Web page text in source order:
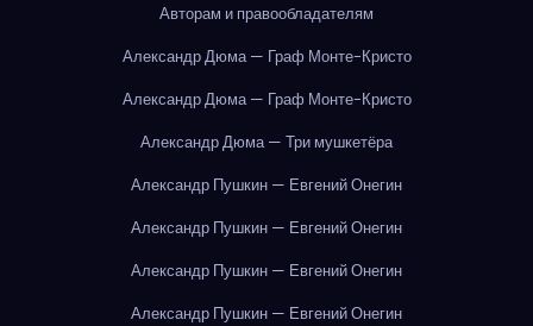
Авторам и правообладателям
Александр Дюма — Граф Монте-Кристо
Александр Дюма — Граф Монте-Кристо
Александр Дюма — Три мушкетёра
Александр Пушкин — Евгений Онегин
Александр Пушкин — Евгений Онегин
Александр Пушкин — Евгений Онегин
Александр Пушкин — Евгений Онегин